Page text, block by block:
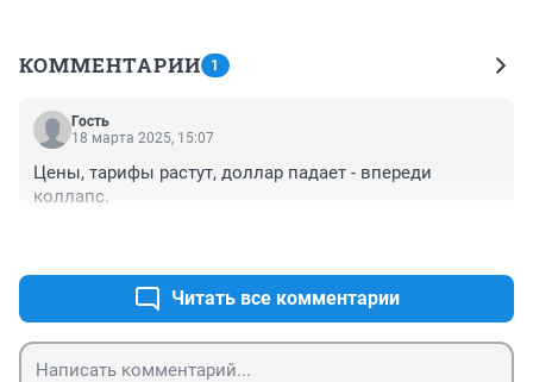
КОММЕНТАРИИ 1
Гость
18 марта 2025, 15:07
Цены, тарифы растут, доллар падает - впереди
коллапс.
Читать все комментарии